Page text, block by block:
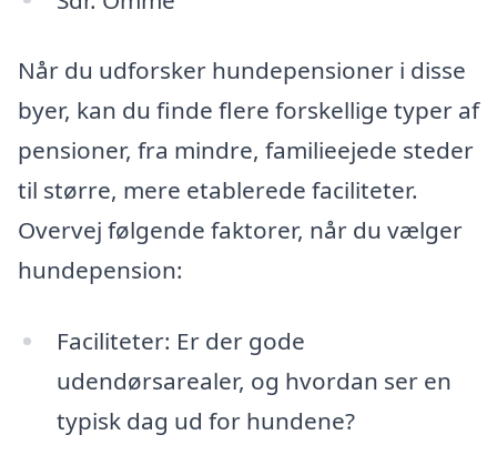
Når du udforsker hundepensioner i disse
byer, kan du finde flere forskellige typer af
pensioner, fra mindre, familieejede steder
til større, mere etablerede faciliteter.
Overvej følgende faktorer, når du vælger
hundepension:
Faciliteter: Er der gode
udendørsarealer, og hvordan ser en
typisk dag ud for hundene?